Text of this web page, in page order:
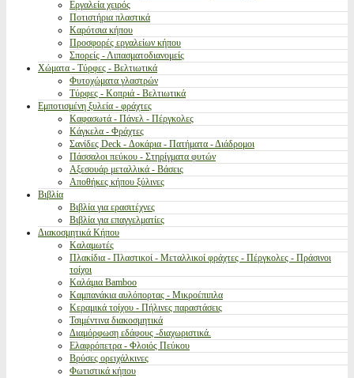
Εργαλεία χειρός
Ποτιστήρια πλαστικά
Καρότσια κήπου
Προσφορές εργαλείων κήπου
Σπορείς - Λιπασματοδιανομείς
Χώματα - Τύρφες - Βελτιωτικά
Φυτοχώματα γλαστρών
Τύρφες - Κοπριά - Βελτιωτικά
Εμποτισμένη ξυλεία - φράχτες
Καφασωτά - Πάνελ - Πέργκολες
Κάγκελα - Φράχτες
Σανίδες Deck - Δοκάρια - Πατήματα - Διάδρομοι
Πάσσαλοι πεύκου - Στηρίγματα φυτών
Αξεσουάρ μεταλλικά - Βάσεις
Αποθήκες κήπου ξύλινες
Βιβλία
Βιβλία για ερασιτέχνες
Βιβλία για επαγγελματίες
Διακοσμητικά Κήπου
Καλαμωτές
Πλακίδια - Πλαστικοί - Μεταλλικοί φράχτες - Πέργκολες - Πράσινοι
τοίχοι
Καλάμια Bamboo
Καμπανάκια αυλόπορτας - Μικροέπιπλα
Κεραμικά τοίχου - Πήλινες παραστάσεις
Τσιμέντινα διακοσμητικά
Διαμόρφωση εδάφους -διαχωριστικά.
Ελαφρόπετρα - Φλοιός Πεύκου
Βρύσες ορειχάλκινες
Φωτιστικά κήπου